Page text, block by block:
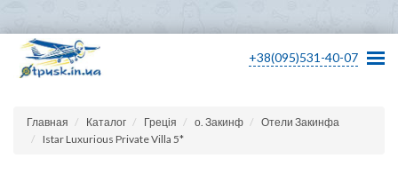
+38(095)531-40-07
Главная Каталог Греція о. Закинф
Отели Закинфа
Istar Luxurious Private Villa 5*